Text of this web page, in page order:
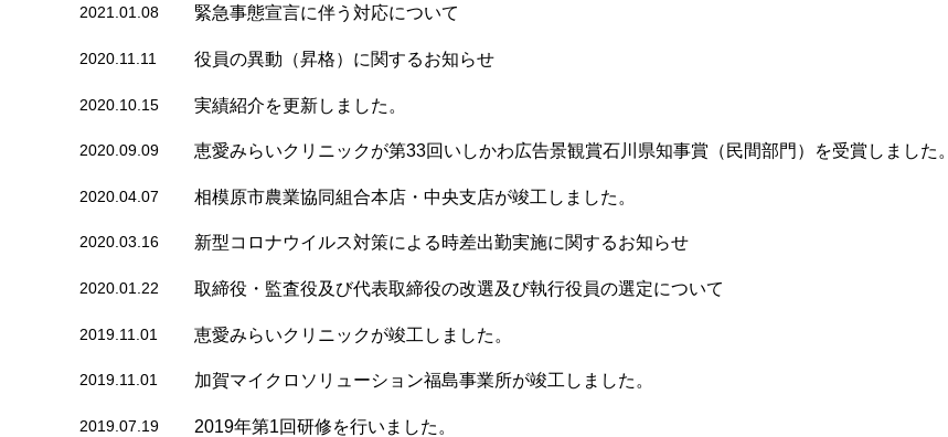
2021.01.08 緊急事態宣言に伴う対応について
2020.11.11 役員の異動（昇格）に関するお知らせ
2020.10.15 実績紹介を更新しました。
2020.09.09 恵愛みらいクリニックが第33回いしかわ広告景観賞石川県知事賞（民間部門）を受賞しました。
2020.04.07 相模原市農業協同組合本店・中央支店が竣工しました。
2020.03.16 新型コロナウイルス対策による時差出勤実施に関するお知らせ
2020.01.22 取締役・監査役及び代表取締役の改選及び執行役員の選定について
2019.11.01 恵愛みらいクリニックが竣工しました。
2019.11.01 加賀マイクロソリューション福島事業所が竣工しました。
2019.07.19 2019年第1回研修を行いました。